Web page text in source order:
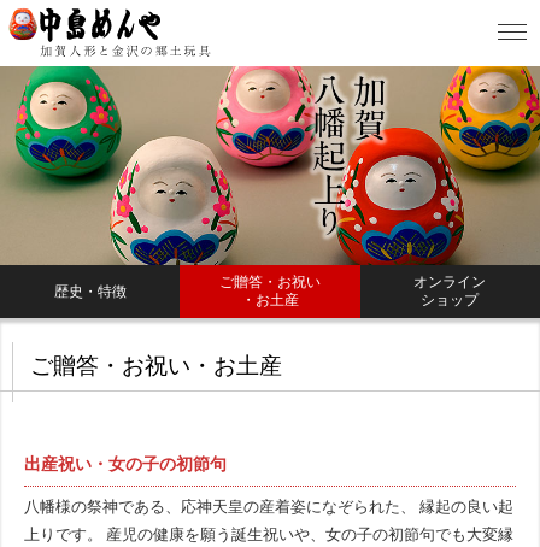
歴史・特徴
ご贈答・お祝い
・お土産
オンライン
ショップ
ご贈答・お祝い・お土産
出産祝い・女の子の初節句
八幡様の祭神である、応神天皇の産着姿になぞられた、 縁起の良い起
上りです。 産児の健康を願う誕生祝いや、女の子の初節句でも大変縁